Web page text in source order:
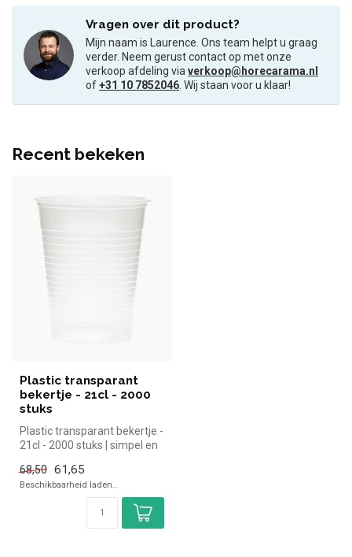
Vragen over dit product?
Mijn naam is Laurence. Ons team helpt u graag
verder. Neem gerust contact op met onze
verkoop afdeling viaverkoop@horecarama.nl
of+31 10 7852046. Wij staan voor u klaar!
Recent bekeken
Plastic transparant
bekertje - 21cl - 2000
stuks
Plastic transparant bekertje -
21cl - 2000 stuks | simpel en
68,50 61,65
Beschikbaarheid laden..